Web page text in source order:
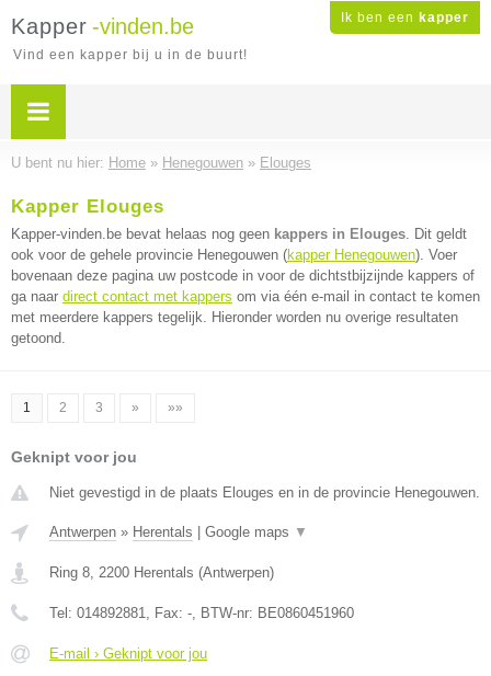
Ik ben een kapper
Kapper -vinden.be
Vind een kapper bij u in de buurt!
U bent nu hier: Home » Henegouwen » Elouges
Kapper Elouges
Kapper-vinden.be bevat helaas nog geen kappers in Elouges. Dit geldt
ook voor de gehele provincie Henegouwen (kapper Henegouwen). Voer
bovenaan deze pagina uw postcode in voor de dichtstbijzijnde kappers of
ga naar direct contact met kappers om via één e-mail in contact te komen
met meerdere kappers tegelijk. Hieronder worden nu overige resultaten
getoond.
1 2 3 » »»
Geknipt voor jou
Niet gevestigd in de plaats Elouges en in de provincie Henegouwen.
Antwerpen » Herentals Google maps ▼
Ring 8, 2200 Herentals (Antwerpen)
Tel: 014892881, Fax: -, BTW-nr: BE0860451960
E-mail › Geknipt voor jou